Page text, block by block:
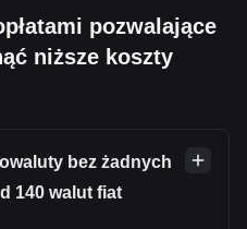
pozwalające
niższe koszty
bez żadnych
140 walut fiat